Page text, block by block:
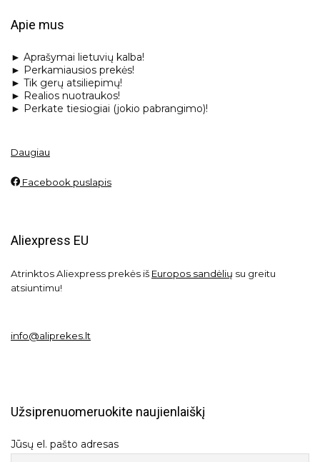
Apie mus
► Aprašymai lietuvių kalba!
► Perkamiausios prekės!
► Tik gerų atsiliepimų!
► Realios nuotraukos!
► Perkate tiesiogiai (jokio pabrangimo)!
Daugiau
Facebook puslapis
Aliexpress EU
Atrinktos Aliexpress prekės iš Europos sandėlių su greitu
atsiuntimu!
info@aliprekes.lt
Užsiprenuomeruokite naujienlaiškį
Jūsų el. pašto adresas